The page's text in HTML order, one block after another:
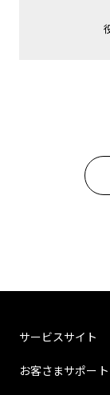
サービスサイト
お客さまサポート